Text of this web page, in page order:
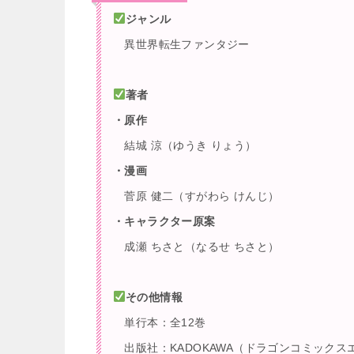
ジャンル
異世界転生ファンタジー
著者
・原作
結城 涼（ゆうき りょう）
・漫画
菅原 健二（すがわら けんじ）
・キャラクター原案
成瀬 ちさと（なるせ ちさと）
その他情報
単行本：全12巻
出版社：KADOKAWA（ドラゴンコミックス